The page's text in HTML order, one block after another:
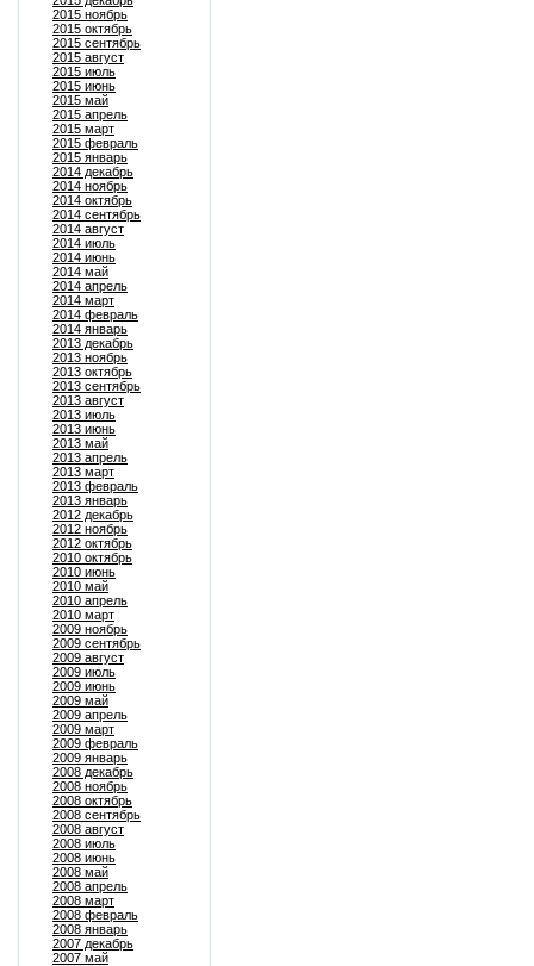
2015 ноябрь
2015 октябрь
2015 сентябрь
2015 август
2015 июль
2015 июнь
2015 май
2015 апрель
2015 март
2015 февраль
2015 январь
2014 декабрь
2014 ноябрь
2014 октябрь
2014 сентябрь
2014 август
2014 июль
2014 июнь
2014 май
2014 апрель
2014 март
2014 февраль
2014 январь
2013 декабрь
2013 ноябрь
2013 октябрь
2013 сентябрь
2013 август
2013 июль
2013 июнь
2013 май
2013 апрель
2013 март
2013 февраль
2013 январь
2012 декабрь
2012 ноябрь
2012 октябрь
2010 октябрь
2010 июнь
2010 май
2010 апрель
2010 март
2009 ноябрь
2009 сентябрь
2009 август
2009 июль
2009 июнь
2009 май
2009 апрель
2009 март
2009 февраль
2009 январь
2008 декабрь
2008 ноябрь
2008 октябрь
2008 сентябрь
2008 август
2008 июль
2008 июнь
2008 май
2008 апрель
2008 март
2008 февраль
2008 январь
2007 декабрь
2007 май